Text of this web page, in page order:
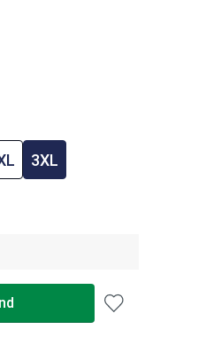
is momenteel niet
3XL